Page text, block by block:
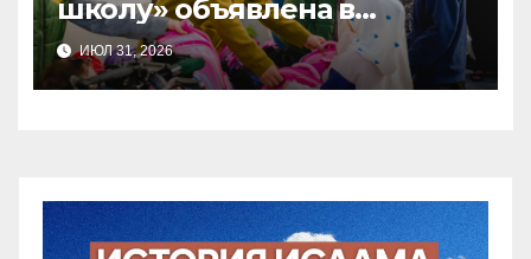
школу» объявлена в
Татарстане
ИЮЛ 31, 2026